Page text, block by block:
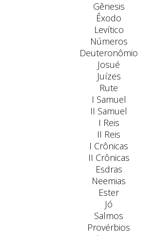
Gênesis
Êxodo
Levítico
Números
Deuteronômio
Josué
Juízes
Rute
I Samuel
II Samuel
I Reis
II Reis
I Crônicas
II Crônicas
Esdras
Neemias
Ester
Jó
Salmos
Provérbios